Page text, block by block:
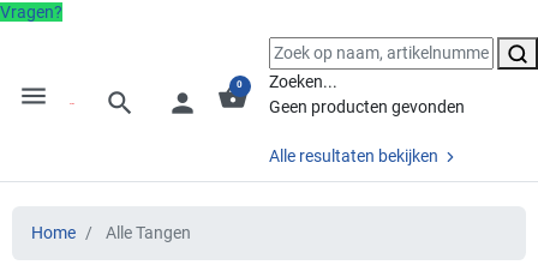
Vragen?
menu search person shopping_basket
0
Zoeken...
Geen producten gevonden
Alle resultaten bekijken
Home Alle Tangen